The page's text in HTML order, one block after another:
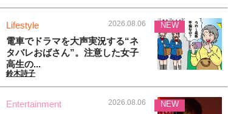
Lifestyle 2026.08.06
電車でドラマを大声実況する“ネ
タバレおばさん”。注意した女子
高生の...
鈴木詩子
NEW
Entertainment 2026.08.06 NEW